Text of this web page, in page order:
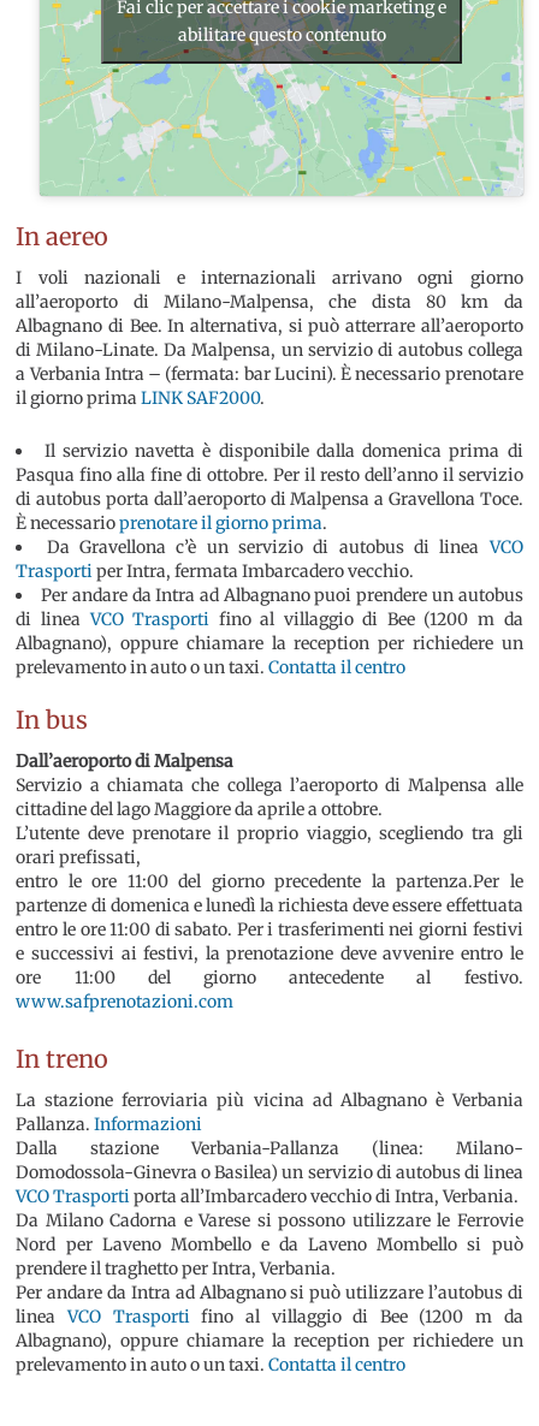
Fai clic per accettare i cookie marketing e
abilitare questo contenuto
In aereo
I voli nazionali e internazionali arrivano ogni giorno
all’aeroporto di Milano-Malpensa, che dista 80 km da
Albagnano di Bee. In alternativa, si può atterrare all’aeroporto
di Milano-Linate. Da Malpensa, un servizio di autobus collega
a Verbania Intra – (fermata: bar Lucini). È necessario prenotare
il giorno primaLINK SAF2000.
Il servizio navetta è disponibile dalla domenica prima di
Pasqua fino alla fine di ottobre. Per il resto dell’anno il servizio
di autobus porta dall’aeroporto di Malpensa a Gravellona Toce.
È necessarioprenotare il giorno prima.
Da Gravellona c’è un servizio di autobus di lineaVCO
Trasporti per Intra, fermata Imbarcadero vecchio.
Per andare da Intra ad Albagnano puoi prendere un autobus
di lineaVCO Trasporti fino al villaggio di Bee (1200 m da
Albagnano), oppure chiamare la reception per richiedere un
prelevamento in auto o un taxi.Contatta il centro
In bus
Dall’aeroporto di Malpensa
Servizio a chiamata che collega l’aeroporto di Malpensa alle
cittadine del lago Maggiore da aprile a ottobre.
L’utente deve prenotare il proprio viaggio, scegliendo tra gli
orari prefissati,
entro le ore 11:00 del giorno precedente la partenza.Per le
partenze di domenica e lunedì la richiesta deve essere effettuata
entro le ore 11:00 di sabato. Per i trasferimenti nei giorni festivi
e successivi ai festivi, la prenotazione deve avvenire entro le
ore 11:00 del giorno antecedente al festivo.
www.safprenotazioni.com
In treno
La stazione ferroviaria più vicina ad Albagnano è Verbania
Pallanza.Informazioni
Dalla stazione Verbania-Pallanza (linea: Milano-
Domodossola-Ginevra o Basilea) un servizio di autobus di linea
VCO Trasporti porta all’Imbarcadero vecchio di Intra, Verbania.
Da Milano Cadorna e Varese si possono utilizzare le Ferrovie
Nord per Laveno Mombello e da Laveno Mombello si può
prendere il traghetto per Intra, Verbania.
Per andare da Intra ad Albagnano si può utilizzare l’autobus di
lineaVCO Trasporti fino al villaggio di Bee (1200 m da
Albagnano), oppure chiamare la reception per richiedere un
prelevamento in auto o un taxi.Contatta il centro